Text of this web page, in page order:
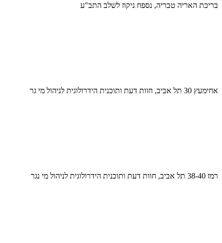
בריכת האריה טבריה, נספח ניקוז לשלב התב"ע
אחימעץ 30 תל אביב, חוות דעת ותוכנית הידרולוגית לניהול מי גר
רמז 38-40 תל אביב, חוות דעת ותוכנית הידרולוגית לניהול מי נגר